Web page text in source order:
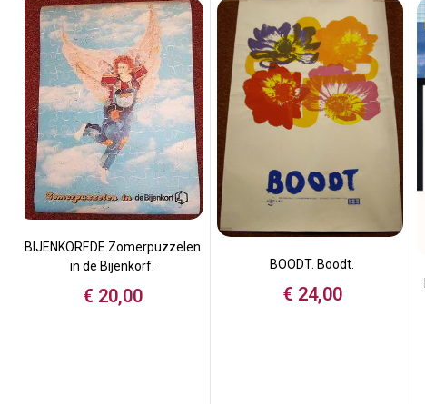
BIJENKORF.DE Zomerpuzzelen
in de Bijenkorf.
€ 20,00
BOODT. Boodt.
€ 24,00